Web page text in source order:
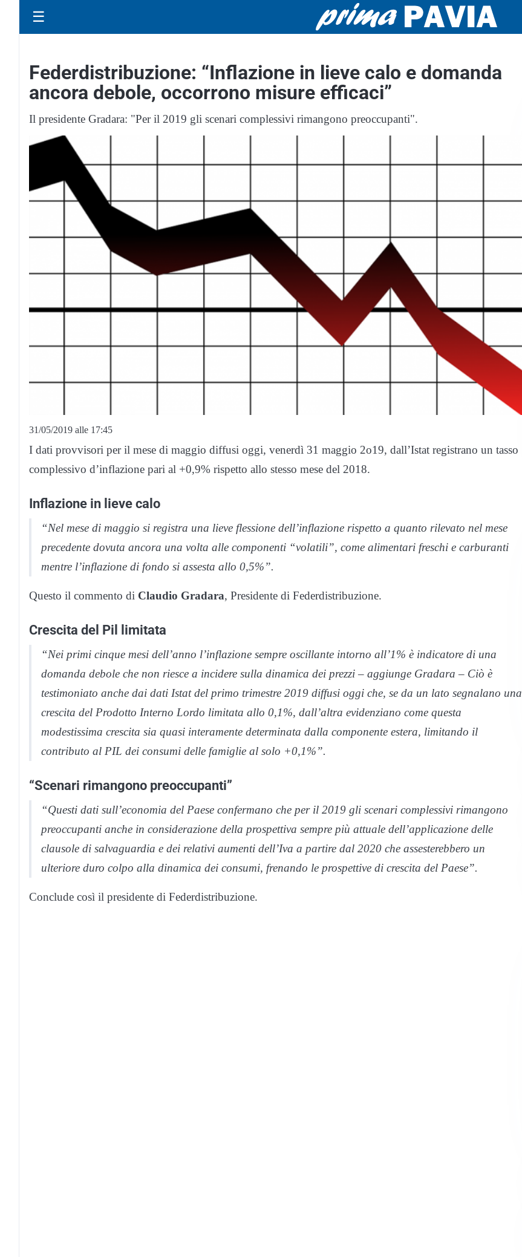
☰
Federdistribuzione: “Inflazione in lieve calo e domanda
ancora debole, occorrono misure efficaci”
Il presidente Gradara: "Per il 2019 gli scenari complessivi rimangono preoccupanti".
31/05/2019 alle 17:45
I dati provvisori per il mese di maggio diffusi oggi, venerdì 31 maggio 2o19, dall’Istat registrano un tasso
complessivo d’inflazione pari al +0,9% rispetto allo stesso mese del 2018.
Inflazione in lieve calo
“Nel mese di maggio si registra una lieve flessione dell’inflazione rispetto a quanto rilevato nel mese
precedente dovuta ancora una volta alle componenti “volatili”, come alimentari freschi e carburanti
mentre l’inflazione di fondo si assesta allo 0,5%”.
Questo il commento di Claudio Gradara, Presidente di Federdistribuzione.
Crescita del Pil limitata
“Nei primi cinque mesi dell’anno l’inflazione sempre oscillante intorno all’1% è indicatore di una
domanda debole che non riesce a incidere sulla dinamica dei prezzi – aggiunge Gradara – Ciò è
testimoniato anche dai dati Istat del primo trimestre 2019 diffusi oggi che, se da un lato segnalano una
crescita del Prodotto Interno Lordo limitata allo 0,1%, dall’altra evidenziano come questa
modestissima crescita sia quasi interamente determinata dalla componente estera, limitando il
contributo al PIL dei consumi delle famiglie al solo +0,1%”.
“Scenari rimangono preoccupanti”
“Questi dati sull’economia del Paese confermano che per il 2019 gli scenari complessivi rimangono
preoccupanti anche in considerazione della prospettiva sempre più attuale dell’applicazione delle
clausole di salvaguardia e dei relativi aumenti dell’Iva a partire dal 2020 che assesterebbero un
ulteriore duro colpo alla dinamica dei consumi, frenando le prospettive di crescita del Paese”.
Conclude così il presidente di Federdistribuzione.